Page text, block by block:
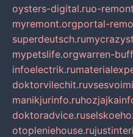
oysters-digital.ruo-
myremont.orgportal-
superdeutsch.ru
mypetslife.orgwarren-
infoelectrik.ru
doktorvilechit.ru
manikjurinfo.ru
doktoradvice.ru
otopleniehouse.ru